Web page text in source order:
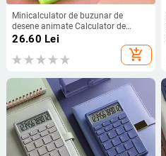
Minicalculator de buzunar de
desene animate Calculator de
buzunar portabil Baterii cu monedă
Calculator de transport suplimentar
Calculatoare Calculator de birou
26.60 Lei
add_shopping_cart